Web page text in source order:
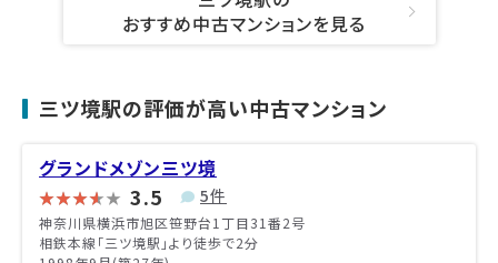
おすすめ中古マンションを見る
三ツ境駅の評価が高い中古マンション
グランドメゾン三ツ境
3.5 5件
神奈川県横浜市旭区笹野台1丁目31番2号
相鉄本線「三ツ境駅」より徒歩で2分